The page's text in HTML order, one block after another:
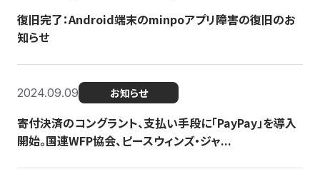
復旧完了：Android端末のminpoアプリ障害の復旧のお
知らせ
2024.09.09 お知らせ
寄付決済のコングラント、支払い手段に「PayPay」を導入
開始。国連WFP協会、ピースウィンズ・ジャ...